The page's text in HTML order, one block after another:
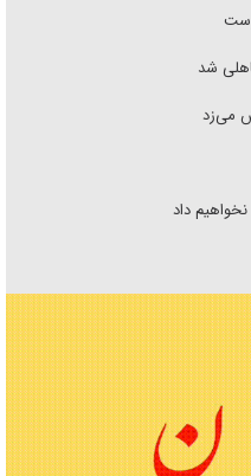
شد
می‌زد
داد